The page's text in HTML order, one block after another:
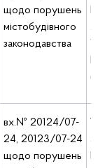
щодо порушень
містобудівного
законодавства
(5
вх.№ 20124/07-
24, 20123/07-24
щодо порушень